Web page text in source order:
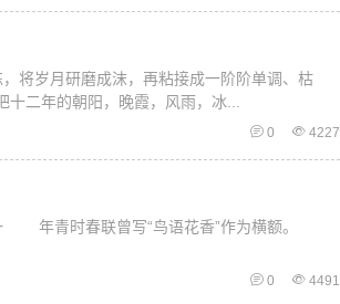
研磨成沫，再粘接成一阶阶单调、枯
二年的朝阳，晚霞，风雨，冰...
0 4227
“鸟语花香”作为横额。
0 4491